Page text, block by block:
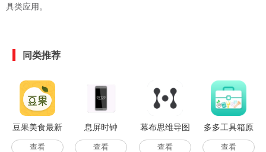
具类应用。
同类推荐
豆果美食最新
版
查看
息屏时钟
查看
幕布思维导图
最新版
查看
多多工具箱原
版
查看